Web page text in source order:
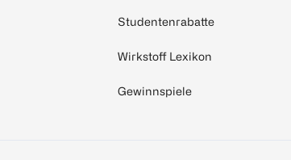
Studentenrabatte
Wirkstoff Lexikon
Gewinnspiele